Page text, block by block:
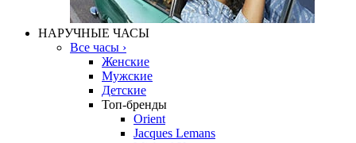
НАРУЧНЫЕ ЧАСЫ
Все часы ›
Женские
Мужские
Детские
Топ-бренды
Orient
Jacques Lemans